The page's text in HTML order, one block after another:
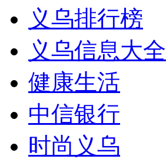
义乌排行榜
义乌信息大全
健康生活
中信银行
时尚义乌